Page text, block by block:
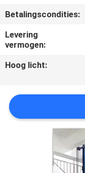
NIEUWS
VRAAG
EEN
SITEMAP
Betalingscondities:
Levering
vermogen:
Hoog licht: